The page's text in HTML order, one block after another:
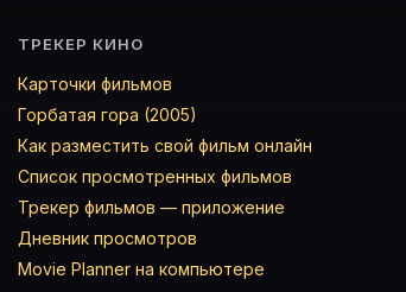
ТРЕКЕР КИНО
Карточки фильмов
Горбатая гора (2005)
Как разместить свой фильм онлайн
Список просмотренных фильмов
Трекер фильмов — приложение
Дневник просмотров
Movie Planner на компьютере